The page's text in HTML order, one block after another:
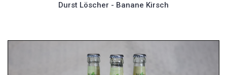
Durst Löscher - Banane Kirsch